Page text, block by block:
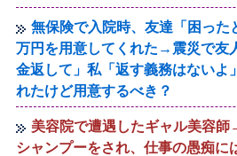
無保険で入院時、友達「困った
万円を用意してくれた→震災で友
金返して」私「返す義務はない
れたけど用意するべき？
美容院で遭遇したギャル美容
シャンプーをされ、仕事の愚痴に